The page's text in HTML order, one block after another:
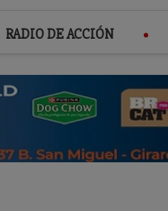
RADIO DE ACCIÓN